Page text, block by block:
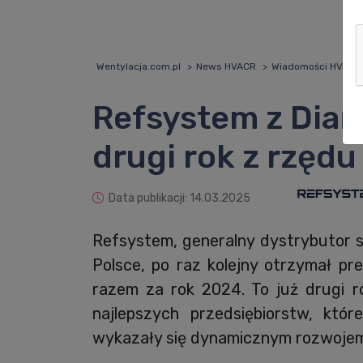
Wentylacja.com.pl News HVACR Wiadomości HVACR
Refsystem z
drugi rok z rzędu
Data publikacji: 14.03.2025
Refsystem, generalny dystrybutor
Polsce, po raz kolejny otrzymał
razem za rok 2024. To już drugi
najlepszych przedsiębiorstw,
wykazały się dynamicznym